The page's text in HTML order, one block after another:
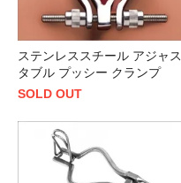
ステンレススチール アジャス
タブル プッシー クランプ
SOLD OUT